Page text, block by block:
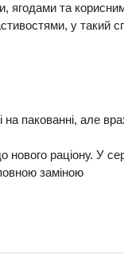
ягодами та
у такий
пакованні, але
нового раціону. У
заміною